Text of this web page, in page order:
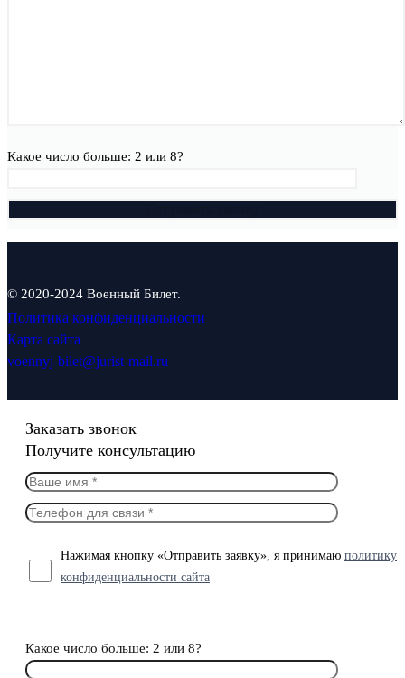
Какое число больше: 2 или 8?
© 2020-2024 Военный Билет.
Политика конфиденциальности
Карта сайта
voennyj-bilet@jurist-mail.ru
Заказать звонок
Получите консультацию
Нажимая кнопку «Отправить заявку», я принимаю политику
конфиденциальности сайта
Какое число больше: 2 или 8?